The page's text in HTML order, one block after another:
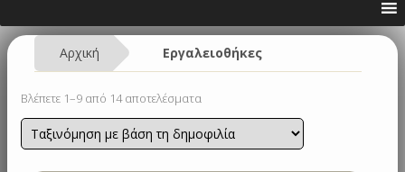
Αρχική Εργαλειοθήκες
Βλέπετε 1–9 από 14 αποτελέσματα
popularity